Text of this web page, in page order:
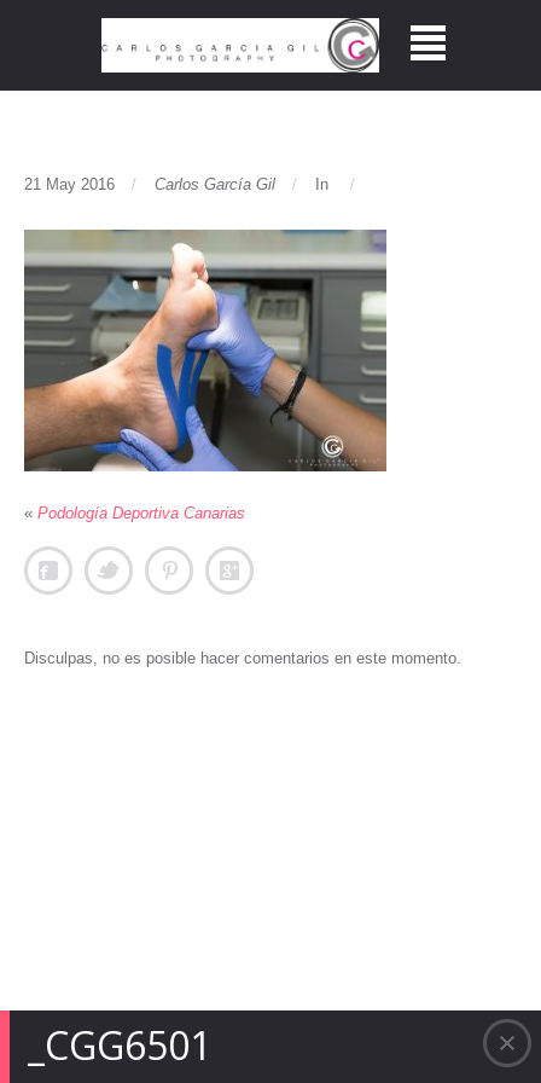
_CGG6501
21 May 2016 Carlos García Gil In
« Podología Deportiva Canarias
Disculpas, no es posible hacer comentarios en este momento.